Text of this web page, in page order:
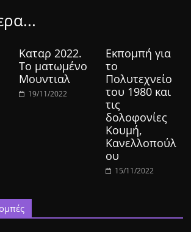
Καταρ 2022.
Το ματωμένο
Μουντιαλ
19/11/2022
Εκπομπή για
το
Πολυτεχνείο
του 1980 και
τις
δολοφονίες
Κουμή,
Κανελλοπούλ
ου
15/11/2022